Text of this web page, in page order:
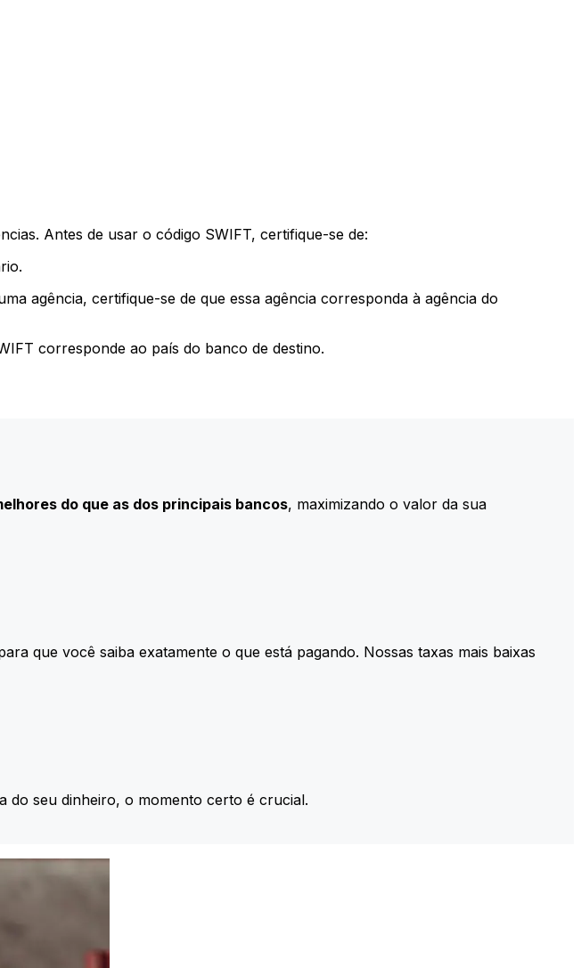
Antes de usar o código SWIFT, certifique-se de:
agência, certifique-se de que essa agência corresponda à agência do
corresponde ao país do banco de destino.
do que as dos principais bancos, maximizando o valor da sua
que você saiba exatamente o que está pagando. Nossas taxas mais baixas
do seu dinheiro, o momento certo é crucial.